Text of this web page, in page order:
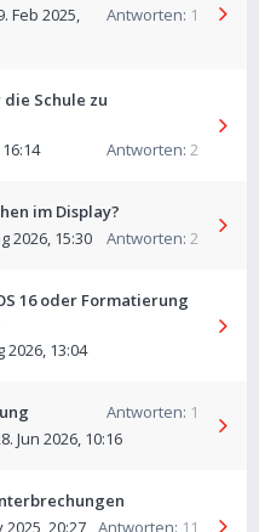
Antworten: 1
Feb 2025,
Schule zu
Antworten: 2
im Display?
Antworten: 2
2026, 15:30
16 oder Formatierung
2026, 13:04
Antworten: 1
Jun 2026, 10:16
Antworten: 11
2025, 20:27